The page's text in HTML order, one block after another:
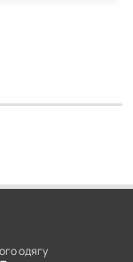
одягу